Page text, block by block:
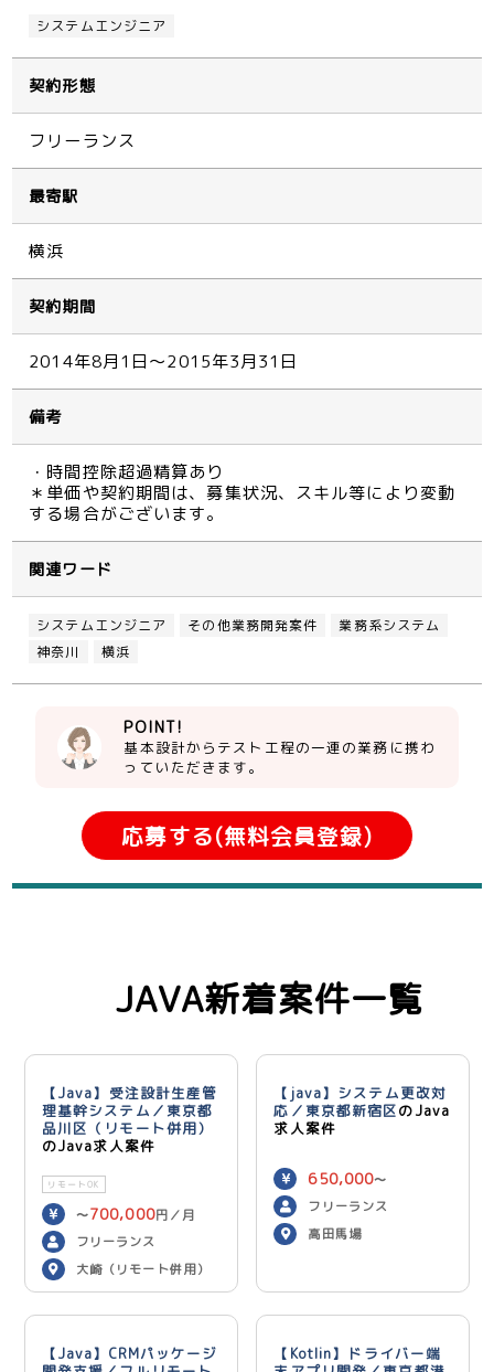
システムエンジニア
契約形態
フリーランス
最寄駅
横浜
契約期間
2014年8月1日～2015年3月31日
備考
・時間控除超過精算あり
＊単価や契約期間は、募集状況、スキル等により変動
する場合がございます。
関連ワード
システムエンジニア その他業務開発案件
業務系システム
神奈川
横浜
POINT!
基本設計からテスト工程の一連の業務に携わ
っていただきます。
応募する(無料会員登録)
JAVA新着案件一覧
【Java】受注設計生産管
理基幹システム／東京都
品川区（リモート併用）
のJava求人案件
リモートOK
〜700,000円／月
フリーランス
大崎（リモート併用）
【java】システム更改対
応／東京都新宿区のJava
求人案件
650,000〜
750,000 円／月
フリーランス
高田馬場
【Java】CRMパッケージ
【Kotlin】ドライバー端